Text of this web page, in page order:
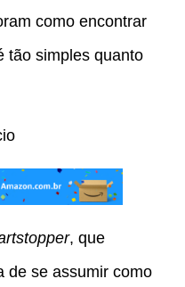
como encontrar
tão simples quanto
, que
de se assumir como